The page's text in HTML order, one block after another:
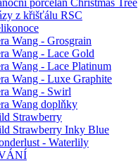
porcelán Christmas Tree
z křišťálu RSC
Wang - Grosgrain
Wang - Lace Gold
Wang - Lace Platinum
Wang - Luxe Graphite
Wang - Swirl
Wang doplňky
Strawberry
Strawberry Inky Blue
- Waterlily